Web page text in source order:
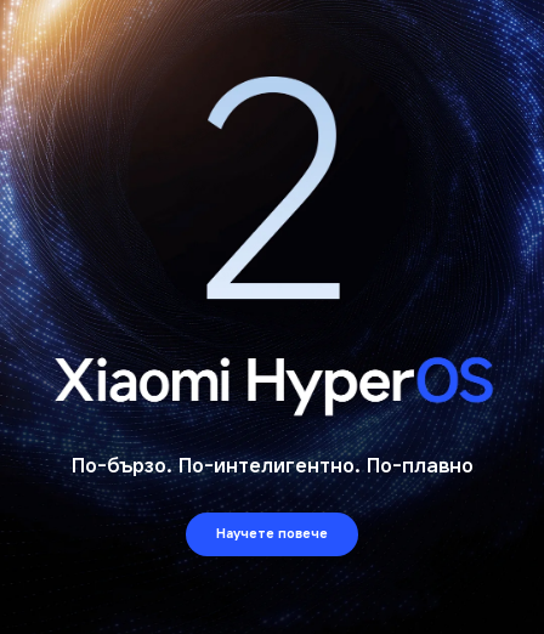
По-бързо. По-интелигентно. По-плавно
Научете повече